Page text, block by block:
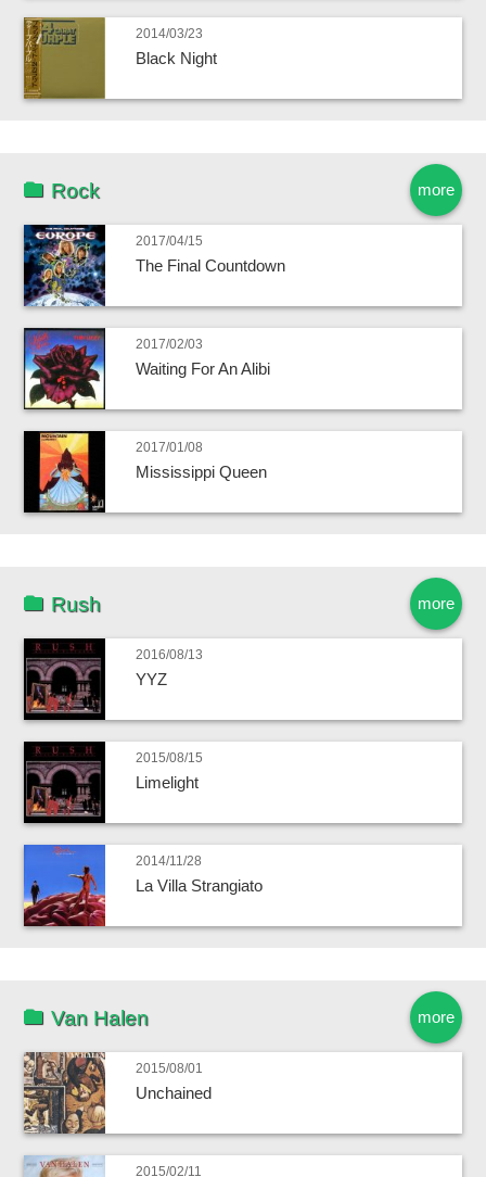
2014/03/23
Black Night
more
Rock
2017/04/15
The Final Countdown
2017/02/03
Waiting For An Alibi
2017/01/08
Mississippi Queen
more
Rush
2016/08/13
YYZ
2015/08/15
Limelight
2014/11/28
La Villa Strangiato
more
Van Halen
2015/08/01
Unchained
2015/02/11